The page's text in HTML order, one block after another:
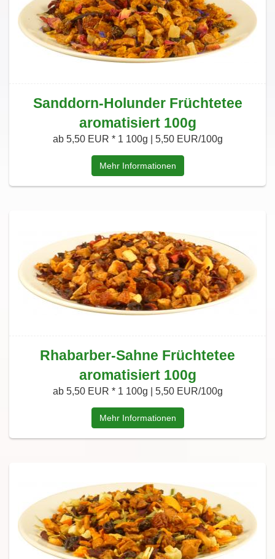
Sanddorn-Holunder Früchtetee
aromatisiert 100g
ab 5,50 EUR * 1 100g | 5,50 EUR/100g
Mehr Informationen
Rhabarber-Sahne Früchtetee
aromatisiert 100g
ab 5,50 EUR * 1 100g | 5,50 EUR/100g
Mehr Informationen